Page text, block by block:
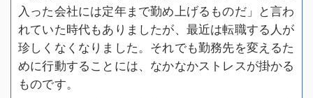
入った会社には定年まで勤め上げるものだ」と言わ
れていた時代もありましたが、最近は転職する人が
珍しくなくなりました。それでも勤務先を変えるた
めに行動することには、なかなかストレスが掛かる
ものです。